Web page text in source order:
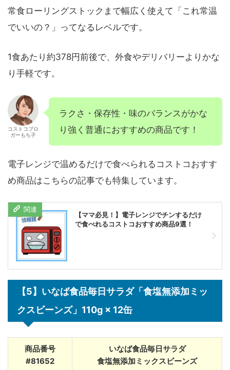
常食ローリングストックまで幅広く使えて「これ常温
でいいの？」ってなるレベルです。
1食あたり約378円前後で、外食やデリバリーよりかな
り手軽です。
コストコブロ
ガーもち子
ラクさ・保存性・味のバランスがかな
り強く普通におすすめの商品です！
電子レンジで温めるだけで食べられるコストコおすす
め商品はこちらの記事でも特集しています。
【ママ必見！】電子レンジでチンするだけ
で食べれるコストコおすすめ商品9選！
【5】いなば食品毎日サラダ「食塩無添加ミッ
クスビーンズ」110g × 12缶
商品番号
#81652
いなば食品毎日サラダ
食塩無添加ミックスビーンズ